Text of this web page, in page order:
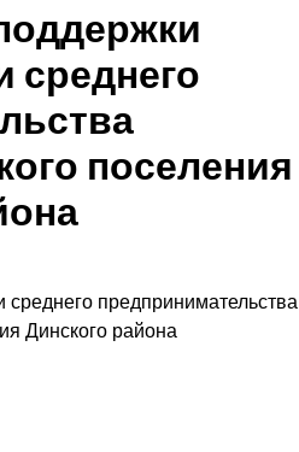
среднего
поселения
предпринимательства
Динского района